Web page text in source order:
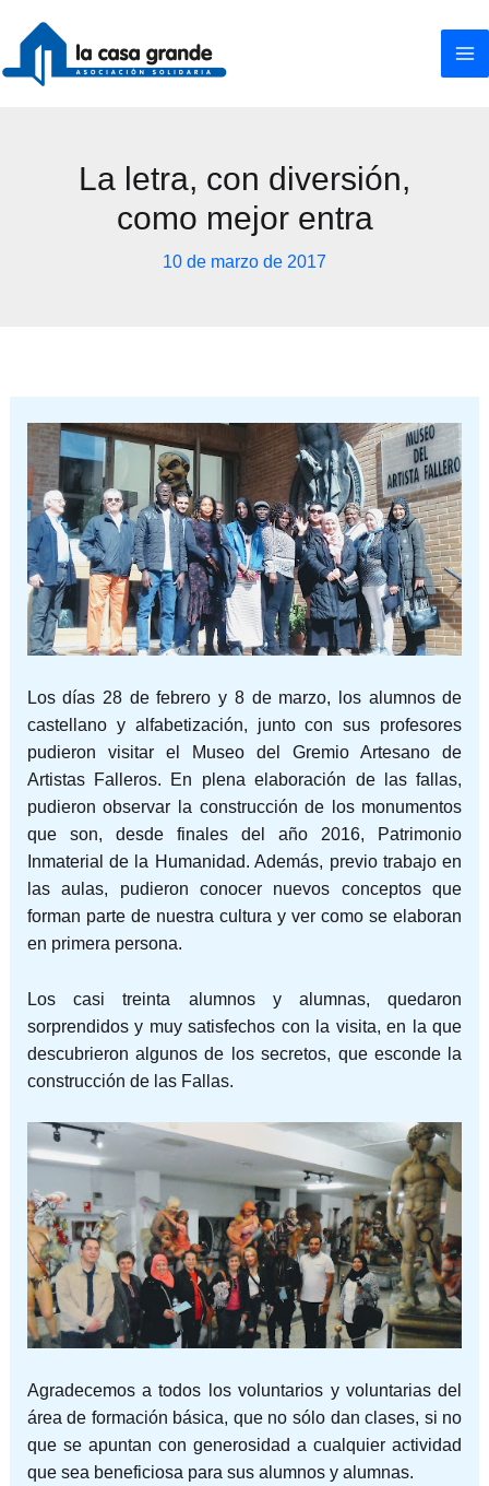
contenido
La letra, con diversión,
como mejor entra
10 de marzo de 2017
Los días 28 de febrero y 8 de marzo, los alumnos de
castellano y alfabetización, junto con sus profesores
pudieron visitar el Museo del Gremio Artesano de
Artistas Falleros. En plena elaboración de las fallas,
pudieron observar la construcción de los monumentos
que son, desde finales del año 2016, Patrimonio
Inmaterial de la Humanidad. Además, previo trabajo en
las aulas, pudieron conocer nuevos conceptos que
forman parte de nuestra cultura yver como se elaboran
en primera persona.
Los casi treinta alumnos y alumnas, quedaron
sorprendidos y muy satisfechos con la visita, en la que
descubrieron algunos de los secretos, que esconde la
construcción de las Fallas.
Agradecemos a todos los voluntarios y voluntarias del
área de formación básica, que no sólo dan clases, si no
que se apuntan con generosidad a cualquier actividad
que sea beneficiosa para sus alumnos y alumnas.